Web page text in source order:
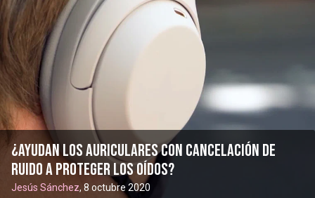
¿Ayudan los auriculares con cancelación de
ruido a proteger los oídos?
Jesús Sánchez, 8 octubre 2020